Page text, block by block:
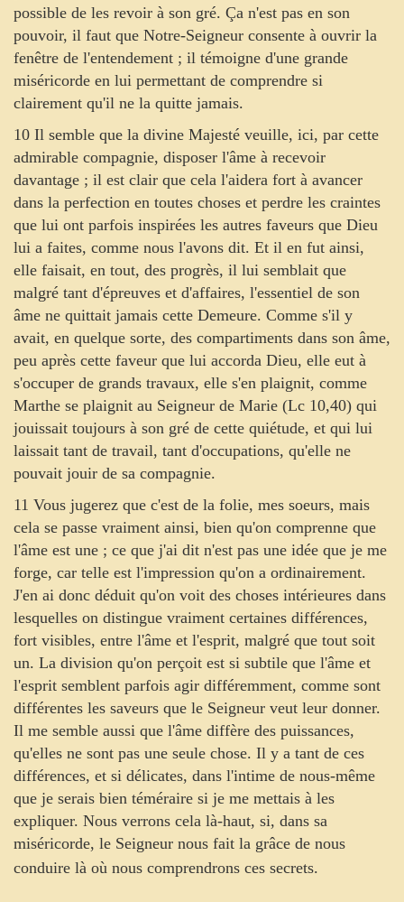
possible de les revoir à son gré. Ça n'est pas en son
pouvoir, il faut que Notre-Seigneur consente à ouvrir la
fenêtre de l'entendement ; il témoigne d'une grande
miséricorde en lui permettant de comprendre si
clairement qu'il ne la quitte jamais.
10 Il semble que la divine Majesté veuille, ici, par cette
admirable compagnie, disposer l'âme à recevoir
davantage ; il est clair que cela l'aidera fort à avancer
dans la perfection en toutes choses et perdre les craintes
que lui ont parfois inspirées les autres faveurs que Dieu
lui a faites, comme nous l'avons dit. Et il en fut ainsi,
elle faisait, en tout, des progrès, il lui semblait que
malgré tant d'épreuves et d'affaires, l'essentiel de son
âme ne quittait jamais cette Demeure. Comme s'il y
avait, en quelque sorte, des compartiments dans son âme,
peu après cette faveur que lui accorda Dieu, elle eut à
s'occuper de grands travaux, elle s'en plaignit, comme
Marthe se plaignit au Seigneur de Marie (Lc 10,40) qui
jouissait toujours à son gré de cette quiétude, et qui lui
laissait tant de travail, tant d'occupations, qu'elle ne
pouvait jouir de sa compagnie.
11 Vous jugerez que c'est de la folie, mes soeurs, mais
cela se passe vraiment ainsi, bien qu'on comprenne que
l'âme est une ; ce que j'ai dit n'est pas une idée que je me
forge, car telle est l'impression qu'on a ordinairement.
J'en ai donc déduit qu'on voit des choses intérieures dans
lesquelles on distingue vraiment certaines différences,
fort visibles, entre l'âme et l'esprit, malgré que tout soit
un. La division qu'on perçoit est si subtile que l'âme et
l'esprit semblent parfois agir différemment, comme sont
différentes les saveurs que le Seigneur veut leur donner.
Il me semble aussi que l'âme diffère des puissances,
qu'elles ne sont pas une seule chose. Il y a tant de ces
différences, et si délicates, dans l'intime de nous-même
que je serais bien téméraire si je me mettais à les
expliquer. Nous verrons cela là-haut, si, dans sa
miséricorde, le Seigneur nous fait la grâce de nous
conduire là où nous comprendrons ces secrets.